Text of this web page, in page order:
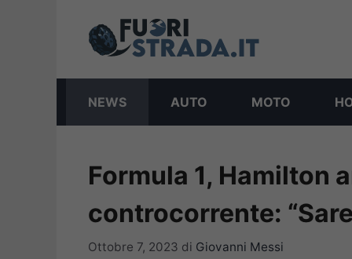
NEWS AUTO MOTO
Formula 1, Hamilton
controcorrente:
Ottobre 7, 2023 di Giovanni Messi